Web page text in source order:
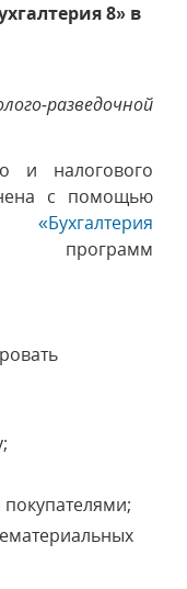
8» в
разведочной
и налогового
с помощью
«Бухгалтерия